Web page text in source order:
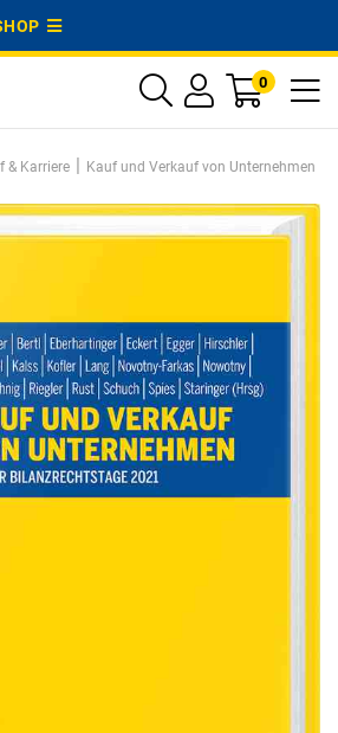
0
& Karriere | Kauf und Verkauf von Unternehmen